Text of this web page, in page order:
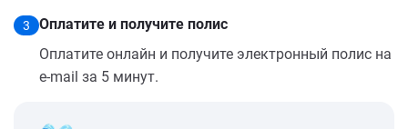
3
Оплатите и получите полис
Оплатите онлайн и получите электронный полис на
e-mail за 5 минут.